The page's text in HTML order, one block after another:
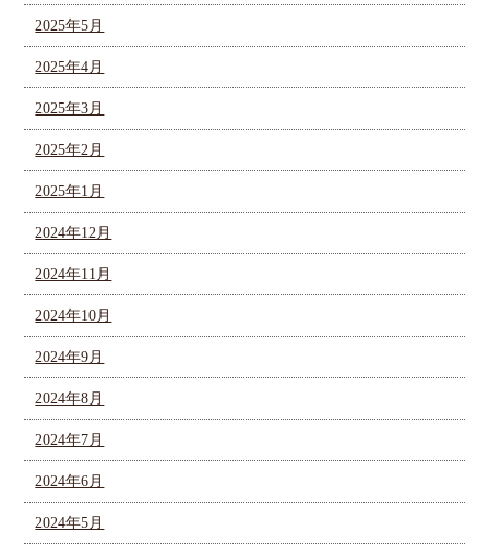
2025年5月
2025年4月
2025年3月
2025年2月
2025年1月
2024年12月
2024年11月
2024年10月
2024年9月
2024年8月
2024年7月
2024年6月
2024年5月